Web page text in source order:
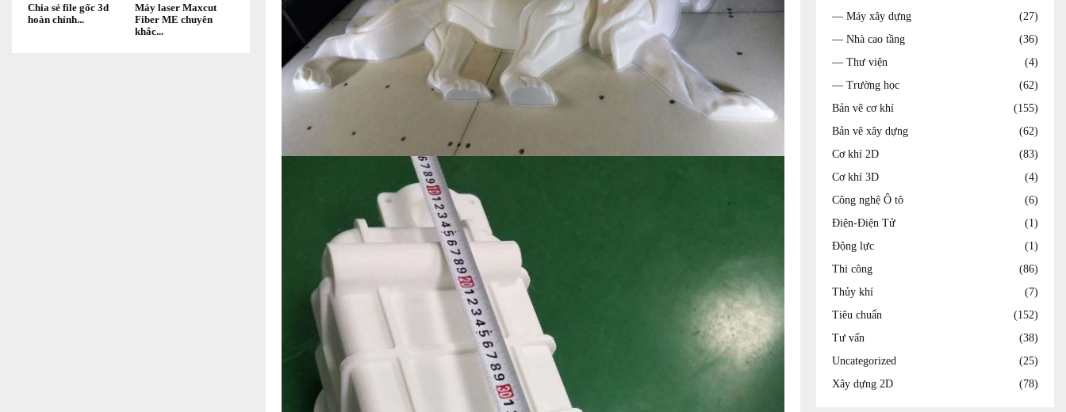
Chia sẻ file gốc 3d
hoàn chỉnh...
Máy laser Maxcut
Fiber ME chuyên
khắc...
— Máy xây dựng
(27)
— Nhà cao tầng
(36)
— Thư viện
(4)
— Trường học
(62)
Bản vẽ cơ khí
(155)
Bản vẽ xây dựng
(62)
Cơ khí 2D
(83)
Cơ khí 3D
(4)
Công nghệ Ô tô
(6)
Điện-Điện Tử
(1)
Động lực
(1)
Thi công
(86)
Thủy khí
(7)
Tiêu chuẩn
(152)
Tư vấn
(38)
Uncategorized
(25)
Xây dựng 2D
(78)